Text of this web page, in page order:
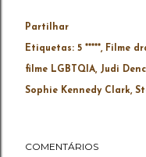
Partilhar
Etiquetas: 5 ***** Filme
filme LGBTQIA Judi
Sophie Kennedy Clark
COMENTÁRIOS